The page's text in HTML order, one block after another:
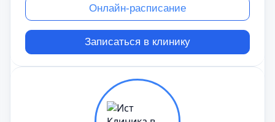
Онлайн-расписание
Записаться в клинику